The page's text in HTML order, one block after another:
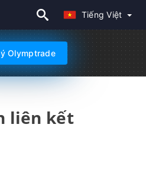
Tiếng Việt
Olymptrade
liên kết